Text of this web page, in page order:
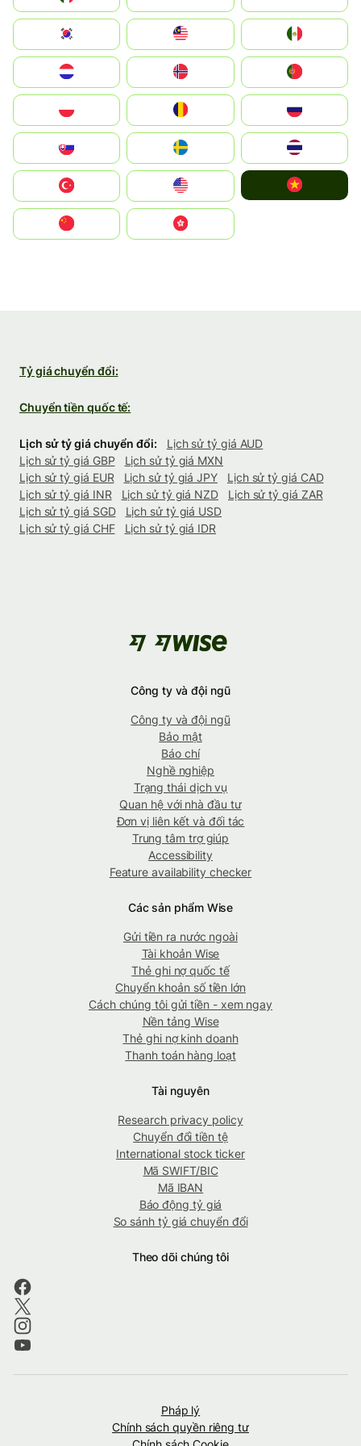
South Korea
United States
中國香港特別行政區
Tỷ giá chuyển đổi:
Chuyển tiền quốc tế:
Lịch sử tỷ giá chuyển đổi:
Lịch sử tỷ giá AUD
Lịch sử tỷ giá GBP
Lịch sử tỷ giá MXN
Lịch sử tỷ giá EUR
Lịch sử tỷ giá JPY
Lịch sử tỷ giá CAD
Lịch sử tỷ giá INR
Lịch sử tỷ giá NZD
Lịch sử tỷ giá ZAR
Lịch sử tỷ giá SGD
Lịch sử tỷ giá USD
Lịch sử tỷ giá CHF
Lịch sử tỷ giá IDR
Công ty và đội ngũ
Công ty và đội ngũ
Bảo mật
Báo chí
Nghề nghiệp
Trạng thái dịch vụ
Quan hệ với nhà đầu tư
Đơn vị liên kết và đối tác
Trung tâm trợ giúp
Accessibility
Feature availability checker
Các sản phẩm Wise
Gửi tiền ra nước ngoài
Tài khoản Wise
Thẻ ghi nợ quốc tế
Chuyển khoản số tiền lớn
Cách chúng tôi gửi tiền - xem ngay
Nền tảng Wise
Thẻ ghi nợ kinh doanh
Thanh toán hàng loạt
Tài nguyên
Research privacy policy
Chuyển đổi tiền tệ
International stock ticker
Mã SWIFT/BIC
Mã IBAN
Báo động tỷ giá
So sánh tỷ giá chuyển đổi
Theo dõi chúng tôi
Pháp lý
Chính sách quyền riêng tư